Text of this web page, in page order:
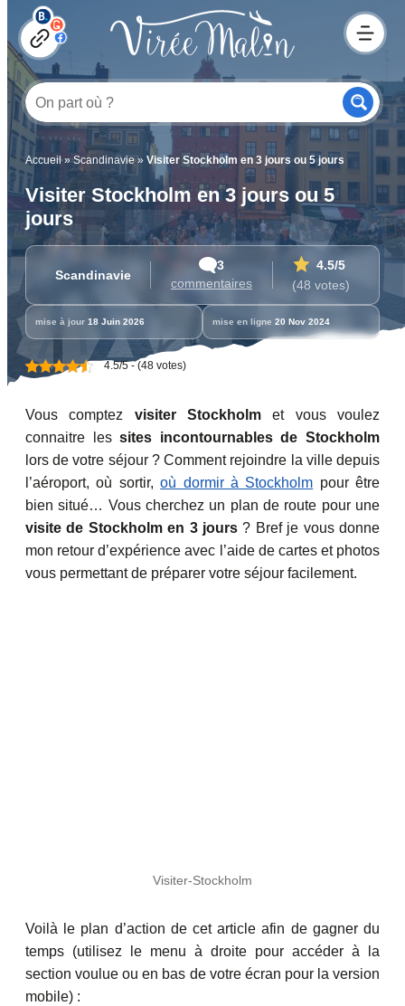
Accueil»Scandinavie» Visiter Stockholm en 3 jours ou 5 jours
Visiter Stockholm en 3 jours ou 5
jours
Scandinavie
3
commentaires
4.5/5
(48 votes)
mise à jour 18 Juin 2026 mise en ligne 20 Nov 2024
4.5/5 - (48 votes)
Vous comptez visiter Stockholm et vous voulez
connaitre lessites incontournables de Stockholm
lors de votre séjour ? Comment rejoindre la ville depuis
l’aéroport, où sortir,où dormir à Stockholm pour être
bien situé… Vous cherchez un plan de route pour une
visite de Stockholm en 3 jours ? Bref je vous donne
mon retour d’expérience avec l’aide de cartes et photos
vous permettant de préparer votre séjour facilement.​ ​
Visiter-Stockholm
Voilà le plan d’action de cet article afin de gagner du
temps (utilisez le menu à droite pour accéder à la
section voulue ou en bas de votre écran pour la version
mobile) :